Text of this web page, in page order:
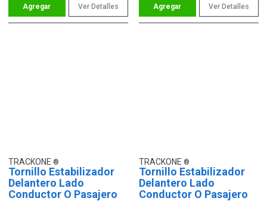
Ver Detalles Ver Detalles
TRACKONE
Tornillo Estabilizador
Delantero Lado
Conductor O Pasajero
TRACKONE
Tornillo Estabilizador
Delantero Lado
Conductor O Pasajero